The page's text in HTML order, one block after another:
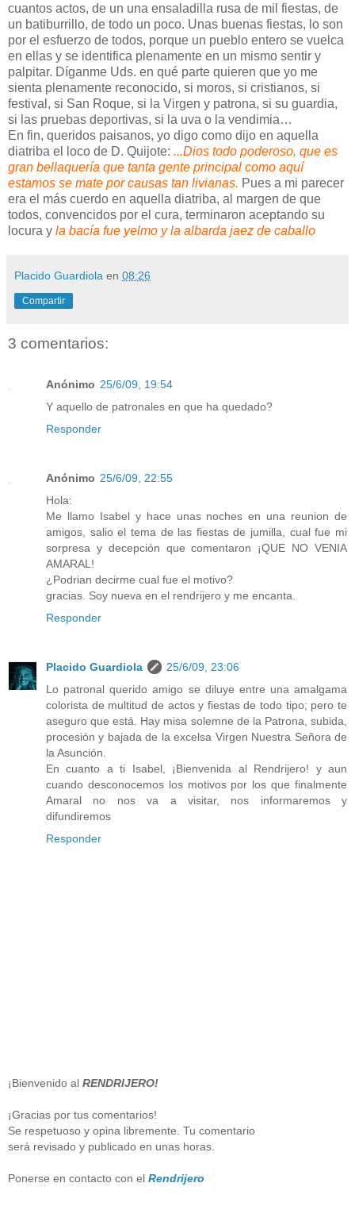
cuantos actos, de un una ensaladilla rusa de mil fiestas, de
un batiburrillo, de todo un poco. Unas buenas fiestas, lo son
por el esfuerzo de todos, porque un pueblo entero se vuelca
en ellas y se identifica plenamente en un mismo sentir y
palpitar. Díganme Uds. en qué parte quieren que yo me
sienta plenamente reconocido, si moros, si cristianos, si
festival, si San Roque, si la Virgen y patrona, si su guardia,
si las pruebas deportivas, si la uva o la vendimia…
En fin, queridos paisanos, yo digo como dijo en aquella
diatriba el loco de D. Quijote: ...Dios todo poderoso, que es
gran bellaquería que tanta gente principal como aquí
estamos se mate por causas tan livianas. Pues a mi parecer
era el más cuerdo en aquella diatriba, al margen de que
todos, convencidos por el cura, terminaron aceptando su
locura y la bacía fue yelmo y la albarda jaez de caballo
Placido Guardiola en 08:26
Compartir
3 comentarios:
Anónimo 25/6/09, 19:54
Y aquello de patronales en que ha quedado?
Responder
Anónimo 25/6/09, 22:55
Hola:
Me llamo Isabel y hace unas noches en una reunion de
amigos, salio el tema de las fiestas de jumilla, cual fue mi
sorpresa y decepción que comentaron ¡QUE NO VENIA
AMARAL!
¿Podrian decirme cual fue el motivo?
gracias. Soy nueva en el rendrijero y me encanta.
Responder
Placido Guardiola
25/6/09, 23:06
Lo patronal querido amigo se diluye entre una amalgama
colorista de multitud de actos y fiestas de todo tipo; pero te
aseguro que está. Hay misa solemne de la Patrona, subida,
procesión y bajada de la excelsa Virgen Nuestra Señora de
la Asunción.
En cuanto a ti Isabel, ¡Bienvenida al Rendrijero! y aun
cuando desconocemos los motivos por los que finalmente
Amaral no nos va a visitar, nos informaremos y
difundiremos
Responder
¡Bienvenido al RENDRIJERO!
¡Gracias por tus comentarios!
Se respetuoso y opina libremente. Tu comentario
será revisado y publicado en unas horas.
Ponerse en contacto con el Rendrijero